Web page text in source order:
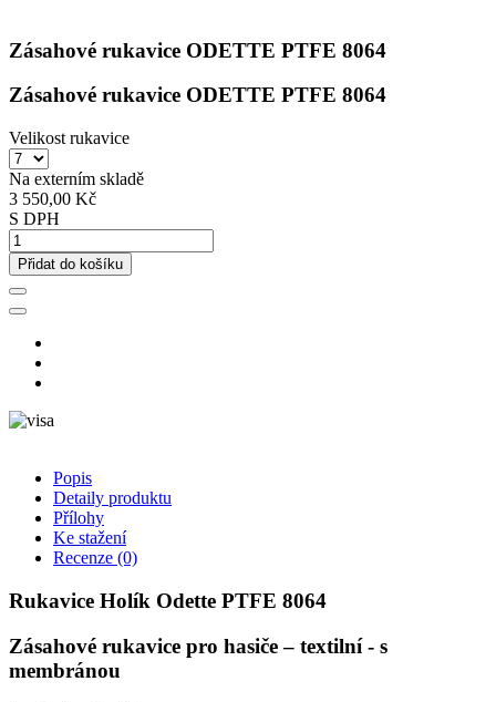
Zásahové rukavice ODETTE PTFE 8064
Zásahové rukavice ODETTE PTFE 8064
Velikost rukavice
Na externím skladě
3 550,00 Kč
S DPH
Přidat do košíku
Popis
Detaily produktu
Přílohy
Ke stažení
Recenze (0)
Rukavice Holík Odette PTFE 8064
Zásahové rukavice pro hasiče – textilní - s
membránou